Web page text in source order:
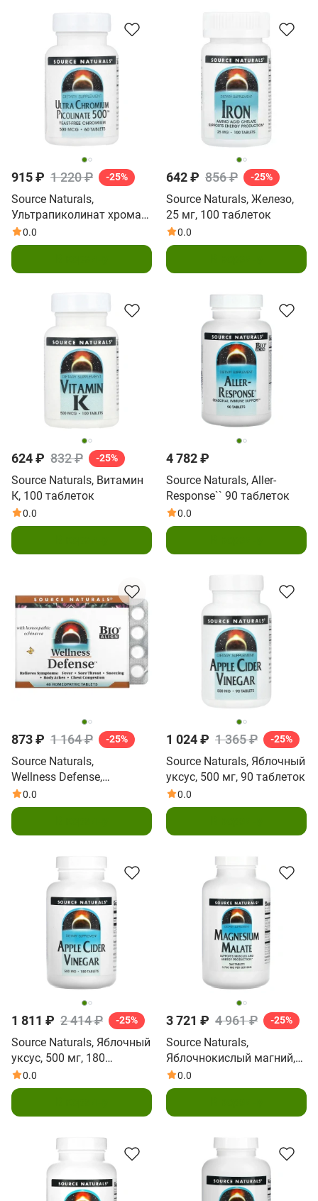
915 ₽ 1 220 ₽ -25%
Source Naturals,
Ультрапиколинат хрома
500 ™, 500 мкг, 60
таблеток
0.0
642 ₽ 856 ₽ -25%
Source Naturals, Железо,
25 мг, 100 таблеток
0.0
624 ₽ 832 ₽ -25%
Source Naturals, Витамин
К, 100 таблеток
0.0
4 782 ₽
Source Naturals, Aller-
Response`` 90 таблеток
0.0
873 ₽ 1 164 ₽ -25%
Source Naturals,
Wellness Defense,
средство против
симптомов простуды,
0.0
1 024 ₽ 1 365 ₽ -25%
Source Naturals, Яблочный
уксус, 500 мг, 90 таблеток
0.0
1 811 ₽ 2 414 ₽ -25%
Source Naturals, Яблочный
уксус, 500 мг, 180
таблеток
0.0
3 721 ₽ 4 961 ₽ -25%
Source Naturals,
Яблочнокислый магний,
1,250 мг, 360 таблеток
0.0